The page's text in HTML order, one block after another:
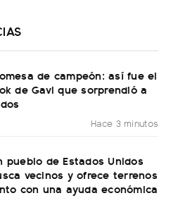
de campeón: así fue el
de Gavi que sorprendió a
Hace 3 minutos
pueblo de Estados Unidos
vecinos y ofrece terrenos
con una ayuda económica